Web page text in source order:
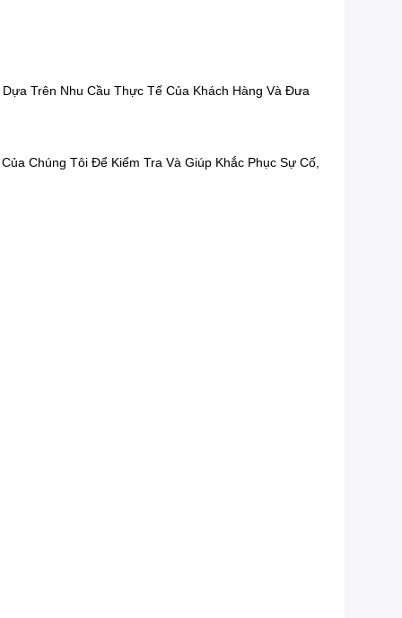
Trên Nhu Cầu Thực Tế Của Khách Hàng Và Đưa
Chúng Tôi Để Kiểm Tra Và Giúp Khắc Phục Sự Cố,